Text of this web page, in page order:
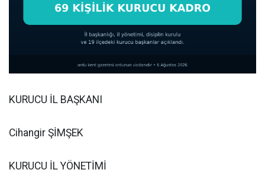
KURUCU İL BAŞKANI
Cihangir ŞİMŞEK
KURUCU İL YÖNETİMİ